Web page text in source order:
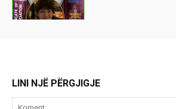
LINI NJË PËRGJIGJE